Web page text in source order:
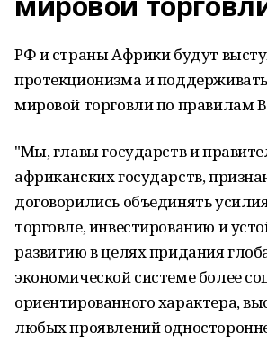
РФ и страны Африки будут
протекционизма и
мировой торговли по правилам
"Мы, главы государств и
африканских государств,
договорились объединять
торговле, инвестированию и
развитию в целях придания
экономической системе более
ориентированного характера,
любых проявлений